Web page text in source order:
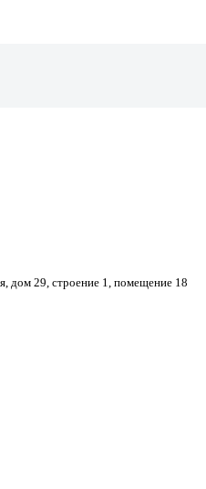
дом 29, строение 1, помещение 18